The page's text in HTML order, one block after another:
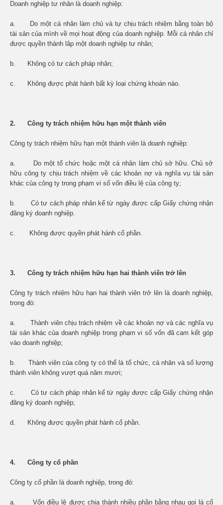
Doanh nghiệp tư nhân là doanh nghiệp:
a. Do một cá nhân làm chủ và tự chịu trách nhiệm bằng toàn bộ
tài sản của mình về mọi hoạt động của doanh nghiệp. Mỗi cá nhân chỉ
được quyền thành lâp một doanh nghiệp tư nhân;
b. Không có tư cách pháp nhân;
c. Không được phát hành bất kỳ loại chứng khoán nào.
2. Công ty trách nhiệm hữu hạn một thành viên
Công ty trách nhiệm hữu hạn một thành viên là doanh nghiệp:
a. Do một tổ chức hoặc một cá nhân làm chủ sở hữu. Chủ sở
hữu công ty chịu trách nhiệm về các khoản nợ và nghĩa vụ tài sản
khác của công ty trong phạm vi số vốn điều lệ của công ty;
b. Có tư cách pháp nhân kể từ ngày được cấp Giấy chứng nhận
đăng ký doanh nghiệp.
c. Không được quyền phát hành cổ phần.
3. Công ty trách nhiệm hữu hạn hai thành viên trở lên
Công ty trách nhiệm hữu hạn hai thành viên trở lên là doanh nghiệp,
trong đó:
a. Thành viên chịu trách nhiệm về các khoản nợ và các nghĩa vụ
tài sản khác của doanh nghiệp trong phạm vi số vốn đã cam kết góp
vào doanh nghiệp;
b. Thành viên của công ty có thể là tổ chức, cá nhân và số lượng
thành viên không vượt quá năm mươi;
c. Có tư cách pháp nhân kể từ ngày được cấp Giấy chứng nhận
đăng ký doanh nghiệp;
d. Không được quyền phát hành cổ phần.
4. Công ty cổ phần
Công ty cổ phần là doanh nghiệp, trong đó:
a. Vốn điều lệ được chia thành nhiều phần bằng nhau gọi là cổ